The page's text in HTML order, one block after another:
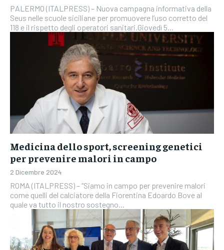
PALERMO (ITALPRESS) – Nuova campagna informativa della
Seus nelle scuole siciliane per promuovere l’uso corretto del
118 e il rispetto degli operatori sanitari.Giovedì 5...
Medicina dello sport, screening genetici
per prevenire malori in campo
2 Dicembre 2024
ROMA (ITALPRESS) – “Siamo in campo per prevenire malori
come quelli del calciatore della Fiorentina Edoardo Bove al
quale va tutto il nostro sostegno...